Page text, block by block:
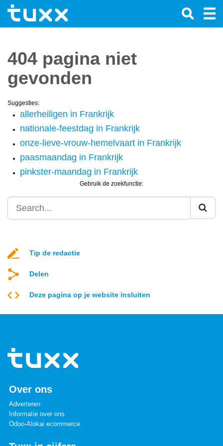
404 pagina niet
gevonden
Suggesties:
allerheiligen in Frankrijk
nationale-feestdag in Frankrijk
onze-lieve-vrouw-hemelvaart in Frankrijk
paasmaandag in Frankrijk
pinkster-maandag in Frankrijk
Gebruik de zoekfunctie:
Tip de redactie
Delen
Deze pagina op je website insluiten
Over ons
Adverteren
Informatie over ons
Odoo-Alokai ecommerce